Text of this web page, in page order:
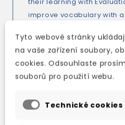
improve vocabulary with
automated marking and
tools in the Cambridge
System help teachers
progress.
Tyto webové stránky
na vaše zařízení soubory,
cookies. Odsouhlaste
souborů pro použití webu.
Technické cookies